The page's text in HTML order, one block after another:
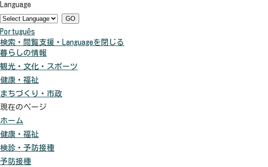
を
黒
色
に
す
る
色
を
青
色
に
す
る
景
色
を
元
に
戻
す
Language
GO
Português
検索・閲覧支援・
Languageを閉じる
暮らしの情報
観光・文化・スポーツ
健康・福祉
まちづくり・市政
現在のページ
ホーム
健康・福祉
検診・予防接種
予防接種